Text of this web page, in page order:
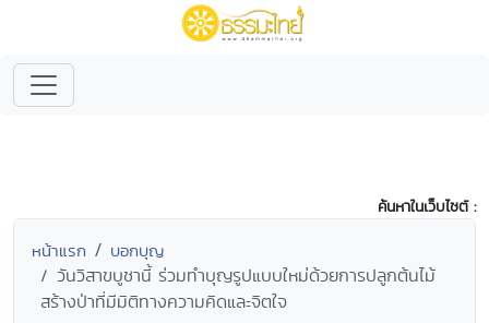
ค้นหาในเว็บไซต์ :
หน้าแรก บอกบุญ
วันวิสาขบูชานี้ ร่วมทำบุญรูปแบบใหม่ด้วยการปลูกต้นไม้
สร้างป่าที่มีมิติทางความคิดและจิตใจ